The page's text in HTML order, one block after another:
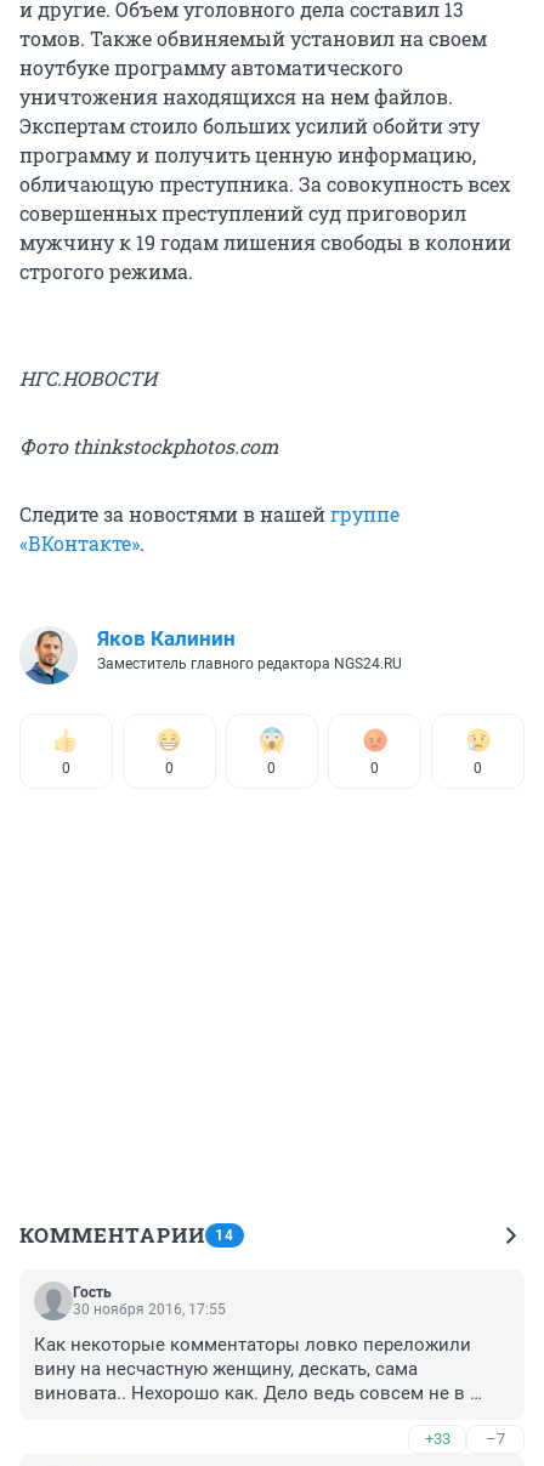
и другие. Объем уголовного дела составил 13
томов. Также обвиняемый установил на своем
ноутбуке программу автоматического
уничтожения находящихся на нем файлов.
Экспертам стоило больших усилий обойти эту
программу и получить ценную информацию,
обличающую преступника. За совокупность всех
совершенных преступлений суд приговорил
мужчину к 19 годам лишения свободы в колонии
строгого режима.
НГС.НОВОСТИ
Фото thinkstockphotos.com
Следите за новостями в нашейгруппе
«ВКонтакте».
Яков Калинин
Заместитель главного редактора NGS24.RU
0 0 0 0 0
КОММЕНТАРИИ 14
Гость
30 ноября 2016, 17:55
Как некоторые комментаторы ловко переложили
вину на несчастную женщину, дескать, сама
виновата.. Нехорошо как. Дело ведь совсем не в
+33 –7